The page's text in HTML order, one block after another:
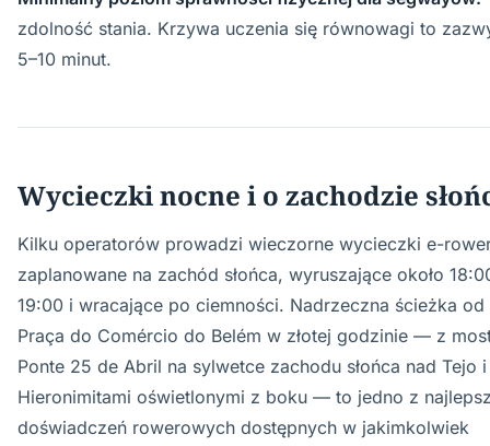
zdolność stania. Krzywa uczenia się równowagi to
5–10 minut.
Wycieczki nocne i o zachodzie
Kilku operatorów prowadzi wieczorne wycieczki e-
zaplanowane na zachód słońca, wyruszające około
19:00 i wracające po ciemności. Nadrzeczna ścieżka od
Praça do Comércio do Belém w złotej godzinie — z
Ponte 25 de Abril na sylwetce zachodu słońca nad Tejo i
Hieronimitami oświetlonymi z boku — to jedno z
doświadczeń rowerowych dostępnych w jakimkolwiek